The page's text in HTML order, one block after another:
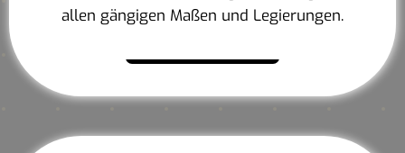
allen gängigen Maßen und Legierungen.